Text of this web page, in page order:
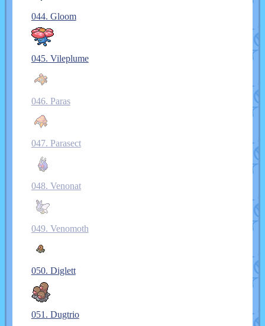
044. Gloom
045. Vileplume
046. Paras
047. Parasect
048. Venonat
049. Venomoth
050. Diglett
051. Dugtrio